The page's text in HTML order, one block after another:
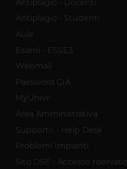
Antiplagio - Docenti
Antiplagio - Studenti
Aule
Esami - ESSE3
Webmail
Password GIA
MyUnivr
Area Amministrativa
Supporto - Help Desk
Problemi Impianti
Sito DSE - Accesso riservato